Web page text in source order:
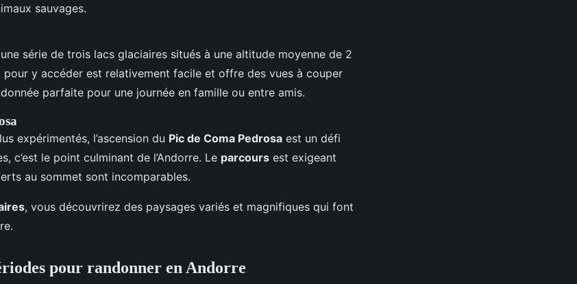
sauvages.
série de trois lacs glaciaires situés à une altitude moyenne de 2
pour y accéder est relativement facile et offre des vues à couper
parfaite pour une journée en famille ou entre amis.
expérimentés, l’ascension du Pic de Coma Pedrosa est un défi
c’est le point culminant de l’Andorre. Le parcours est exigeant
au sommet sont incomparables.
, vous découvrirez des paysages variés et magnifiques qui font
pour randonner en Andorre